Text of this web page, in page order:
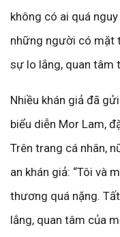
không có ai quá
những người có mặt
sự lo lắng, quan tâm
Nhiều khán giả đã
biểu diễn Mor Lam,
Trên trang cá nhân,
an khán giả: “Tôi và
thương quá nặng.
lắng, quan tâm của